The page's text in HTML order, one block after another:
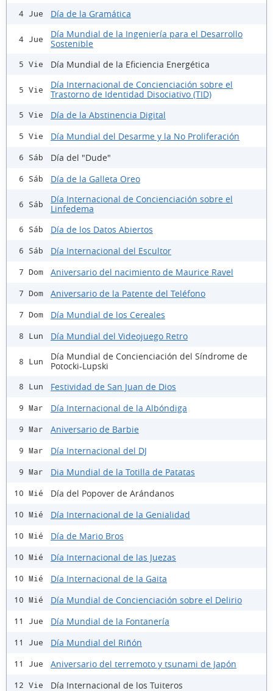
4 Jue Día de la Gramática
4 Jue
Día Mundial de la Ingeniería para el Desarrollo
Sostenible
5 Vie Día Mundial de la Eficiencia Energética
5 Vie
Día Internacional de Concienciación sobre el
Trastorno de Identidad Disociativo (TID)
5 Vie Día de la Abstinencia Digital
5 Vie Día Mundial del Desarme y la No Proliferación
6 Sáb Día del "Dude"
6 Sáb Día de la Galleta Oreo
6 Sáb
Día Internacional de Concienciación sobre el
Linfedema
6 Sáb Día de los Datos Abiertos
6 Sáb Día Internacional del Escultor
7 Dom Aniversario del nacimiento de Maurice Ravel
7 Dom Aniversario de la Patente del Teléfono
7 Dom Día Mundial de los Cereales
8 Lun Día Mundial del Videojuego Retro
8 Lun
Día Mundial de Concienciación del Síndrome de
Potocki-Lupski
8 Lun Festividad de San Juan de Dios
9 Mar Día Internacional de la Albóndiga
9 Mar Aniversario de Barbie
9 Mar Día Internacional del DJ
9 Mar Dia Mundial de la Totilla de Patatas
10 Mié Día del Popover de Arándanos
10 Mié Día Internacional de la Genialidad
10 Mié Día de Mario Bros
10 Mié Día Internacional de las Juezas
10 Mié Día Internacional de la Gaita
10 Mié Día Mundial de Concienciación sobre el Delirio
11 Jue Día Mundial de la Fontanería
11 Jue Día Mundial del Riñón
11 Jue Aniversario del terremoto y tsunami de Japón
12 Vie Día Internacional de los Tuiteros